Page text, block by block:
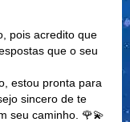
pois acredito que
que o seu
estou pronta para
sincero de te
seu caminho. 🌹💫